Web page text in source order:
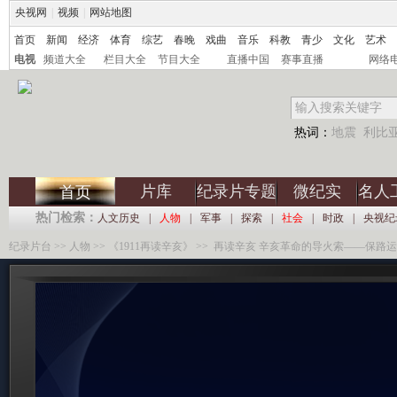
央视网 视频 网站地图
首页 新闻 经济 体育 综艺 春晚 戏曲 音乐 科教 青少 文化
艺术
电视
频道大全 栏目大全 节目大全 直播中国 赛事直播 网络
热词： 地震 利比
首页 片库 纪录片专题 微纪实 名人
热门检索： 人文历史 人物 军事 探索 社会 时政 央视
纪录片台 >> 人物 >> 《1911再读辛亥》 >> 再读辛亥 辛亥革命的导火索——保路